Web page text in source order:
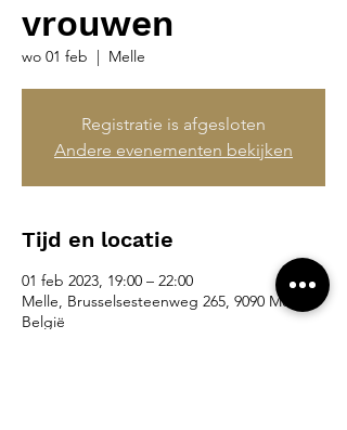
vrouwen
wo 01 feb
  |
Melle
Registratie is afgesloten
Andere evenementen bekijken
Tijd en locatie
01 feb 2023, 19:00 – 22:00
Melle, Brusselsesteenweg 265, 9090 Melle,
België